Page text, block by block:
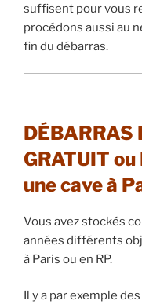
suffisent pour vous
procédons aussi au
fin du débarras.
DÉBARRAS
GRATUIT
une cave à
Vous avez stockés
années différents
à Paris ou en RP.
Il y a par exemple